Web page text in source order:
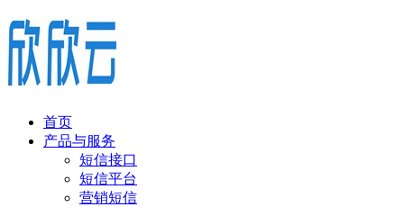
首页
产品与服务
短信接口
短信平台
营销短信